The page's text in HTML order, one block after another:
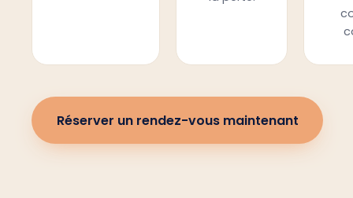
Réserver un rendez-vous maintenant